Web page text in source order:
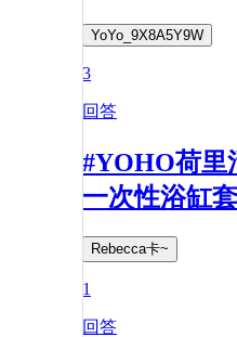
YoYo_9X8A5Y9W
3
回答
#YOHO荷里
一次性浴缸
Rebecca卡~
1
回答